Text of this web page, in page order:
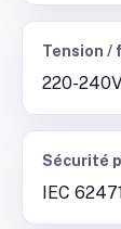
Tension /
220-
Sécurité
IEC